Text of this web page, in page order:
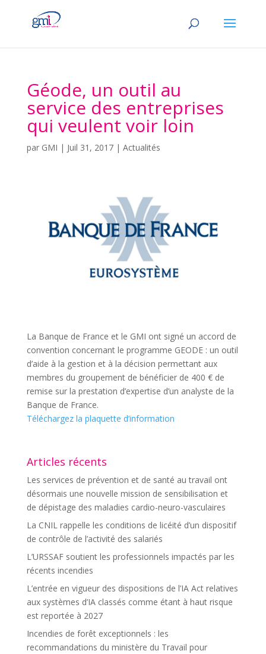
Géode, un outil au
service des entreprises
qui veulent voir loin
par GMI | Juil 31, 2017| Actualités
La Banque de France et le GMI ont signé un accord de
convention concernant le programme GEODE : un outil
d’aide à la gestion et à la décision permettant aux
membres du groupement de bénéficier de 400 € de
remise sur la prestation d’expertise d’un analyste de la
Banque de France.
Téléchargez la plaquette d’information
Articles récents
Les services de prévention et de santé au travail ont
désormais une nouvelle mission de sensibilisation et
de dépistage des maladies cardio-neuro-vasculaires
La CNIL rappelle les conditions de licéité d’un dispositif
de contrôle de l’activité des salariés
L’URSSAF soutient les professionnels impactés par les
récents incendies
L’entrée en vigueur des dispositions de l’IA Act relatives
aux systèmes d’IA classés comme étant à haut risque
est reportée à 2027
Incendies de forêt exceptionnels : les
recommandations du ministère du Travail pour